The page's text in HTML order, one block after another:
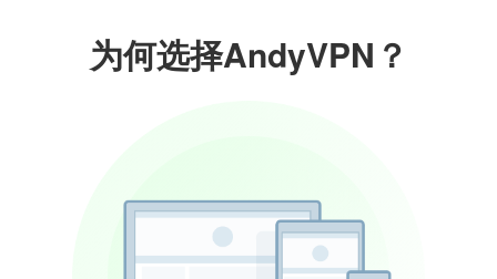
为何选择AndyVPN？